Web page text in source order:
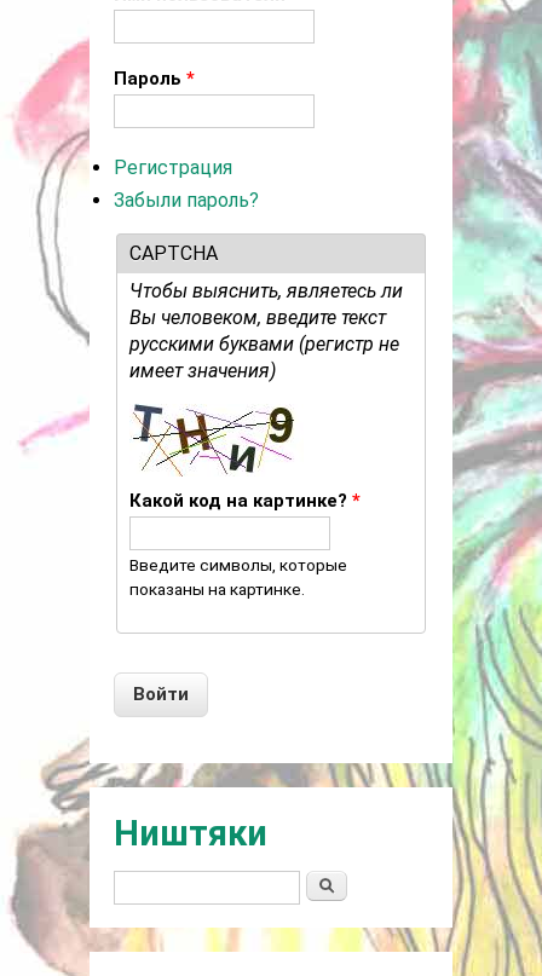
Пароль *
Регистрация
Забыли пароль?
CAPTCHA
Чтобы выяснить, являетесь ли
Вы человеком, введите текст
русскими буквами (регистр не
имеет значения)
Какой код на картинке? *
Введите символы, которые
показаны на картинке.
Ништяки
Поиск